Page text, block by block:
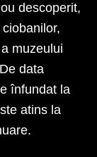
descoperit,
muzeului
data
înfundat la
atins la